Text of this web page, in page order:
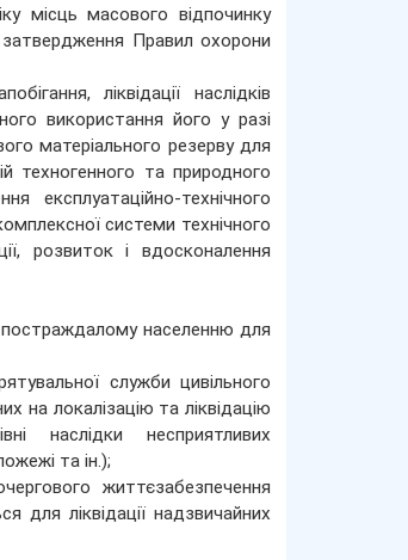
місць масового відпочинку
Правил охорони
ліквідації наслідків
використання його у разі
матеріального резерву для
техногенного та природного
експлуатаційно-технічного
системи технічного
розвиток і вдосконалення
постраждалому населенню для
служби цивільного
на локалізацію та ліквідацію
наслідки несприятливих
та ін.);
життєзабезпечення
для ліквідації надзвичайних